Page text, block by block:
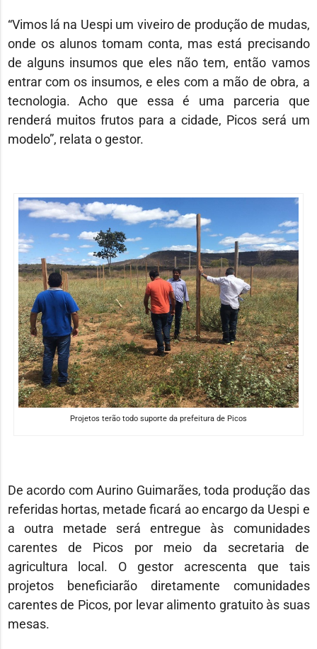
“Vimos lá na Uespi um viveiro de produção de mudas,
onde os alunos tomam conta, mas está precisando
de alguns insumos que eles não tem, então vamos
entrar com os insumos, e eles com a mão de obra, a
tecnologia. Acho que essa é uma parceria que
renderá muitos frutos para a cidade, Picos será um
modelo”, relata o gestor.
Projetos terão todo suporte da prefeitura de Picos
De acordo com Aurino Guimarães, toda produção das
referidas hortas, metade ficará ao encargo da Uespi e
a outra metade será entregue às comunidades
carentes de Picos por meio da secretaria de
agricultura local. O gestor acrescenta que tais
projetos beneficiarão diretamente comunidades
carentes de Picos, por levar alimento gratuito às suas
mesas.